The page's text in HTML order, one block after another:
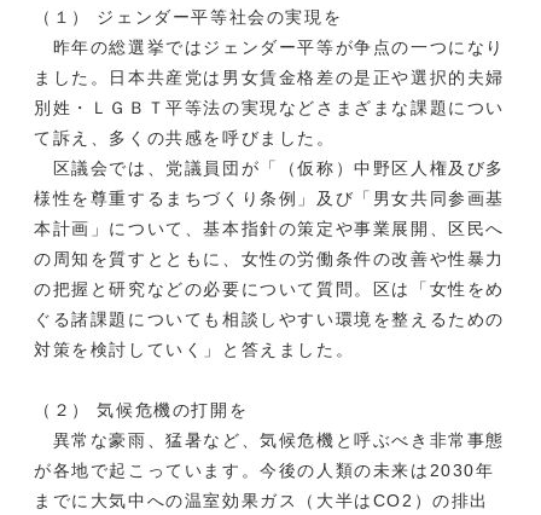
（１） ジェンダー平等社会の実現を
昨年の総選挙ではジェンダー平等が争点の一つになり
ました。日本共産党は男女賃金格差の是正や選択的夫婦
別姓・ＬＧＢＴ平等法の実現などさまざまな課題につい
て訴え、多くの共感を呼びました。
区議会では、党議員団が「（仮称）中野区人権及び多
様性を尊重するまちづくり条例」及び「男女共同参画基
本計画」について、基本指針の策定や事業展開、区民へ
の周知を質すとともに、女性の労働条件の改善や性暴力
の把握と研究などの必要について質問。区は「女性をめ
ぐる諸課題についても相談しやすい環境を整えるための
対策を検討していく」と答えました。
（２） 気候危機の打開を
異常な豪雨、猛暑など、気候危機と呼ぶべき非常事態
が各地で起こっています。今後の人類の未来は2030年
までに大気中への温室効果ガス（大半はCO2）の排出